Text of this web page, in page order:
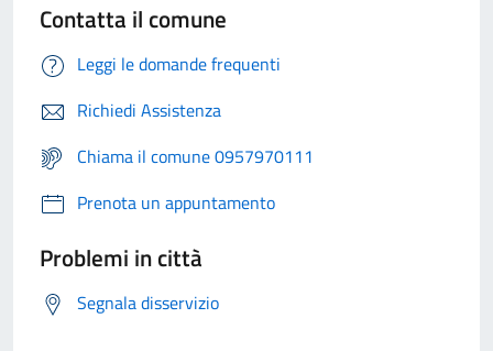
Contatta il comune
Leggi le domande frequenti
Richiedi Assistenza
Chiama il comune 0957970111
Prenota un appuntamento
Problemi in città
Segnala disservizio